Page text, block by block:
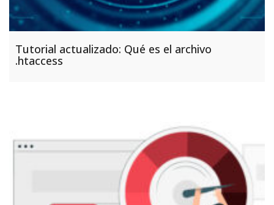
Tutorial actualizado: Qué es el archivo
.htaccess